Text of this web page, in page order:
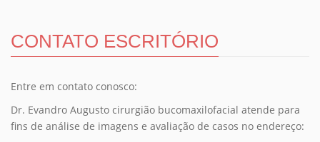
CONTATO ESCRITÓRIO
Entre em contato conosco:
Dr. Evandro Augusto cirurgião bucomaxilofacial atende para
fins de análise de imagens e avaliação de casos no endereço: